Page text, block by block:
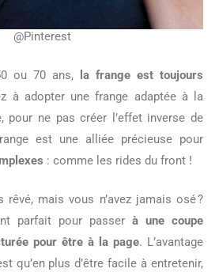
@Pinterest
ou 70 ans,
la frange est toujours
à adopter une frange adaptée à la
pour ne pas créer l’effet inverse de
est une alliée précieuse pour
: comme les rides du front !
mais vous n’avez jamais osé ?
parfait pour passer à une coupe
pour être à la page. L’avantage
qu’en plus d’être facile à entretenir,